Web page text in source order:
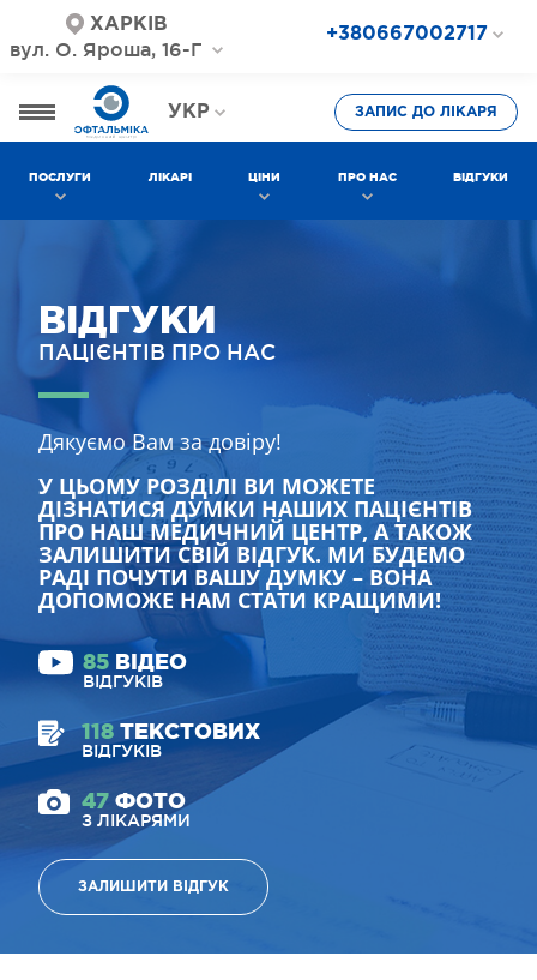
ХАРКІВ
вул. О. Яроша, 16-Г
+380667002717
+380577002717
УКР
РОС
ЗАПИС ДО ЛІКАРЯ
ПОСЛУГИ ЛІКАРІ ЦІНИ ПРО НАС ВІДГУКИ
ВІДГУКИ
ПАЦІЄНТІВ ПРО НАС
Дякуємо Вам за довіру!
У ЦЬОМУ РОЗДІЛІ ВИ МОЖЕТЕ
ДІЗНАТИСЯ ДУМКИ НАШИХ ПАЦІЄНТІВ
ПРО НАШ МЕДИЧНИЙ ЦЕНТР, А ТАКОЖ
ЗАЛИШИТИ СВІЙ ВІДГУК. МИ БУДЕМО
РАДІ ПОЧУТИ ВАШУ ДУМКУ – ВОНА
ДОПОМОЖЕ НАМ СТАТИ КРАЩИМИ!
85 ВІДЕО
ВІДГУКІВ
118 ТЕКСТОВИХ
ВІДГУКІВ
47 ФОТО
З ЛІКАРЯМИ
ЗАЛИШИТИ ВІДГУК